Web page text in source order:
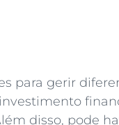
para gerir
disso, pode